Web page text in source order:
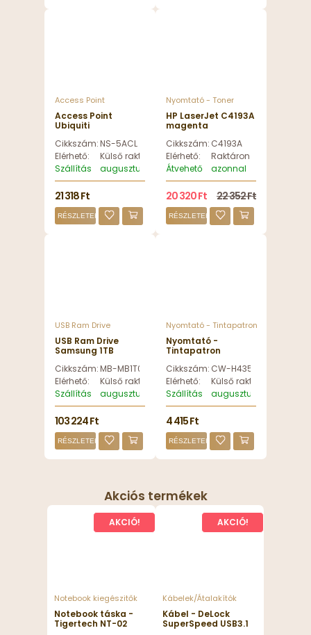
Access Point
Access Point
Ubiquiti
Loco 5GHz airMAX
ac CPE - NS-5ACL
Cikkszám:NS-5ACL
Elérhető:
Külső raktáron
Szállítás
augusztus 11, kedd
21 318 Ft
RÉSZLETEK
Nyomtató - Toner
HP LaserJet C4193A
magenta
Cikkszám: C4193A
Elérhető:
Raktáron
Átvehető
azonnal
20 320 Ft 22 352 Ft
RÉSZLETEK
USB Ram Drive
USB Ram Drive
Samsung 1TB
Class10 U3 V30 A2
adapter nélkül -
MB-MB1T0T/WW
Cikkszám:MB-MB1T0T/WW
Elérhető:
Külső raktáron
Szállítás
augusztus 11, kedd
103 224 Ft
RÉSZLETEK
Nyomtató - Tintapatron
Nyomtató -
Tintapatron
H435/436EU
utángyártott Black
toner - CW-
H435/436EU
Cikkszám: CW-H435/436EU
Elérhető:
Külső raktáron
Szállítás
augusztus 11, kedd
4 415 Ft
RÉSZLETEK
Akciós termékek
AKCIÓ!
Notebook kiegészitők
Notebook táska -
Tigertech NT-02
AKCIÓ!
Kábelek/Átalakítók
Kábel - DeLock
SuperSpeed USB3.1